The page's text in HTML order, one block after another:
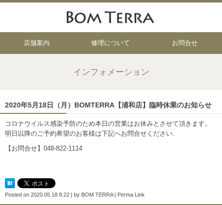
店舗案内 修理について お問合せ
インフォメーション
2020年5月18日（月）BOMTERRA【浦和店】臨時休業のお知らせ
コロナウイルス感染予防のため本日の営業はお休みとさせて頂きます。
明日以降のご予約希望のお客様は下記へお問合せください.
【お問合せ】048-822-1114
Posted on 2020.05.18 8:22 | by BOM TERRA| Perma Link